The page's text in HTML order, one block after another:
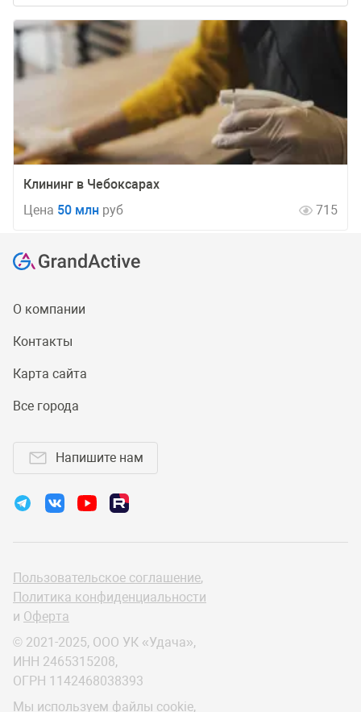
Клининг в Чебоксарах
Цена 50 млн руб 715
О компании
Контакты
Карта сайта
Все города
Напишите нам
Пользовательское соглашение,
Политика конфиденциальности
и Оферта
© 2021-2025, ООО УК «Удача»,
ИНН 2465315208,
ОГРН 1142468038393
Мы используем файлы cookie,